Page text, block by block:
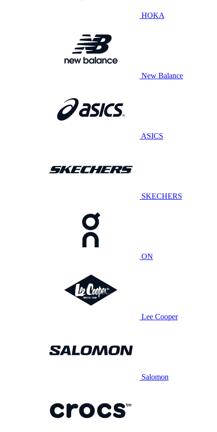
HOKA
New Balance
ASICS
SKECHERS
ON
Lee Cooper
Salomon